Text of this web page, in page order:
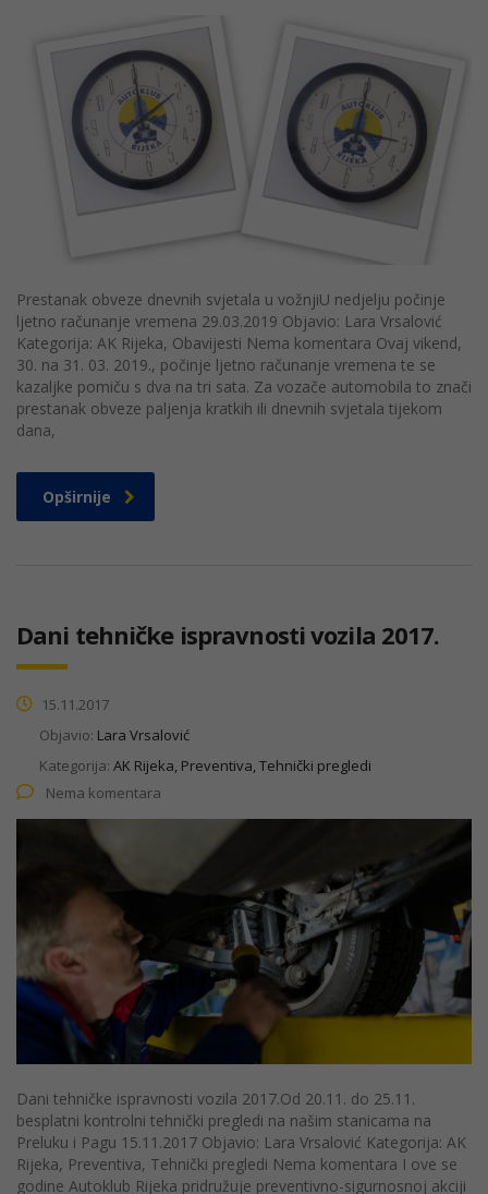
Prestanak obveze dnevnih svjetala u vožnjiU nedjelju počinje
ljetno računanje vremena 29.03.2019 Objavio: Lara Vrsalović
Kategorija: AK Rijeka, Obavijesti Nema komentara Ovaj vikend,
30. na 31. 03. 2019., počinje ljetno računanje vremena te se
kazaljke pomiču s dva na tri sata. Za vozače automobila to znači
prestanak obveze paljenja kratkih ili dnevnih svjetala tijekom
dana,
Opširnije
Dani tehničke ispravnosti vozila 2017.
15.11.2017
Objavio: Lara Vrsalović
Kategorija: AK Rijeka, Preventiva, Tehnički pregledi
Nema komentara
Dani tehničke ispravnosti vozila 2017.Od 20.11. do 25.11.
besplatni kontrolni tehnički pregledi na našim stanicama na
Preluku i Pagu 15.11.2017 Objavio: Lara Vrsalović Kategorija: AK
Rijeka, Preventiva, Tehnički pregledi Nema komentara I ove se
godine Autoklub Rijeka pridružuje preventivno-sigurnosnoj akciji